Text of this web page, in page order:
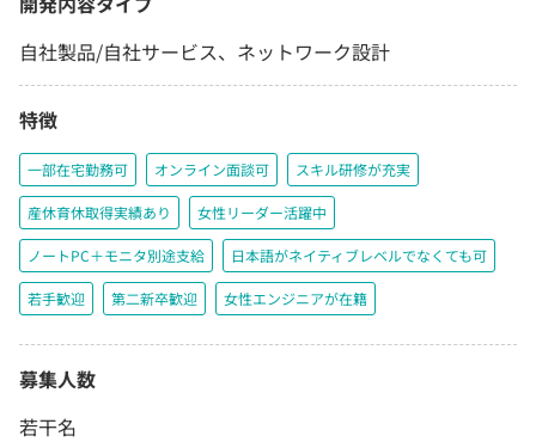
自社製品/自社サービス、ネットワーク設計
特徴
一部在宅勤務可 オンライン面談可 スキル研修が充実
産休育休取得実績あり 女性リーダー活躍中
ノートPC＋モニタ別途支給 日本語がネイティブレベルでなくても可
若手歓迎 第二新卒歓迎 女性エンジニアが在籍
募集人数
若干名